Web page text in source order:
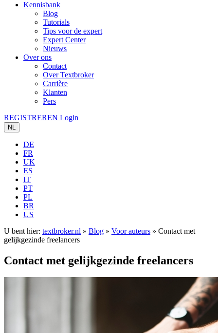
Kennisbank
Blog
Tutorials
Tips voor de expert
Expert Center
Nieuws
Over ons
Contact
Over Textbroker
Carrière
Klanten
Pers
REGISTREREN Login
NL
DE
FR
UK
ES
IT
PT
PL
BR
US
U bent hier: textbroker.nl » Blog » Voor auteurs » Contact met
gelijkgezinde freelancers
Contact met gelijkgezinde freelancers